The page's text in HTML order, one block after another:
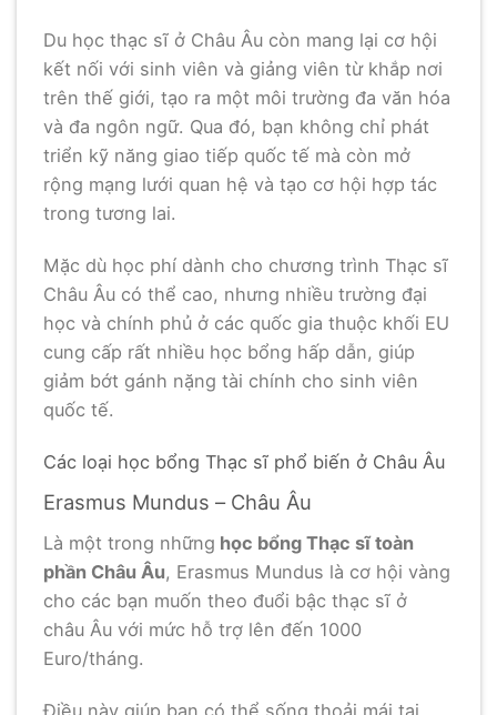
Du học thạc sĩ ở Châu Âu còn mang lại cơ hội
kết nối với sinh viên và giảng viên từ khắp nơi
trên thế giới, tạo ra một môi trường đa văn hóa
và đa ngôn ngữ. Qua đó, bạn không chỉ phát
triển kỹ năng giao tiếp quốc tế mà còn mở
rộng mạng lưới quan hệ và tạo cơ hội hợp tác
trong tương lai.
Mặc dù học phí dành cho chương trình Thạc sĩ
Châu Âu có thể cao, nhưng nhiều trường đại
học và chính phủ ở các quốc gia thuộc khối EU
cung cấp rất nhiều học bổng hấp dẫn, giúp
giảm bớt gánh nặng tài chính cho sinh viên
quốc tế.
Các loại học bổng Thạc sĩ phổ biến ở Châu Âu
Erasmus Mundus – Châu Âu
Là một trong những học bổng Thạc sĩ toàn
phần Châu Âu, Erasmus Mundus là cơ hội vàng
cho các bạn muốn theo đuổi bậc thạc sĩ ở
châu Âu với mức hỗ trợ lên đến 1000
Euro/tháng.
Điều này giúp bạn có thể sống thoải mái tại